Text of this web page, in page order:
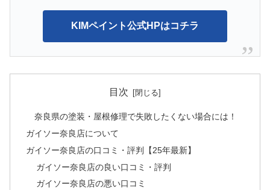
KIMペイント公式HPはコチラ
目次
奈良県の塗装・屋根修理で失敗したくない場合には！
ガイソー奈良店について
ガイソー奈良店の口コミ・評判【25年最新】
ガイソー奈良店の良い口コミ・評判
ガイソー奈良店の悪い口コミ